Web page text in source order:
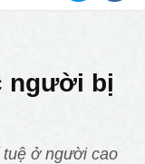
người bị
ở người cao